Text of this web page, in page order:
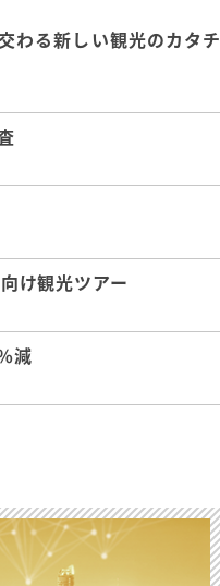
わる新しい観光のカタチ
け観光ツアー
減